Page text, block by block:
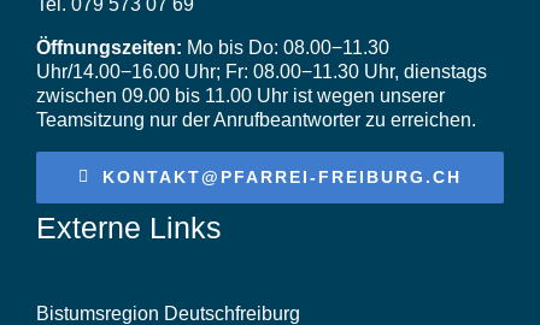
Öffnungszeiten: Mo bis Do: 08.00−11.30
Uhr/14.00−16.00 Uhr; Fr: 08.00−11.30 Uhr, dienstags
zwischen 09.00 bis 11.00 Uhr ist wegen unserer
Teamsitzung nur der Anrufbeantworter zu erreichen.
KONTAKT@PFARREI-FREIBURG.CH
Externe Links
Bistumsregion Deutschfreiburg